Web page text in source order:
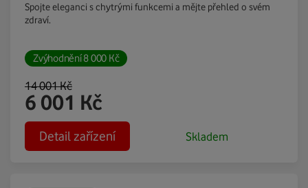
Spojte eleganci s chytrými funkcemi a mějte přehled o svém
zdraví.
Zvýhodnění8 000 Kč
14 001Kč
6 001 Kč
Detail zařízení Skladem